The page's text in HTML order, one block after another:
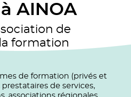
AINOA
de
formation
de formation (privés et
de services,
associations régionales,